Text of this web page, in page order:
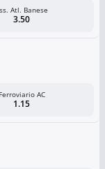
Atl. Banese
3.50
Ferroviario AC
1.15